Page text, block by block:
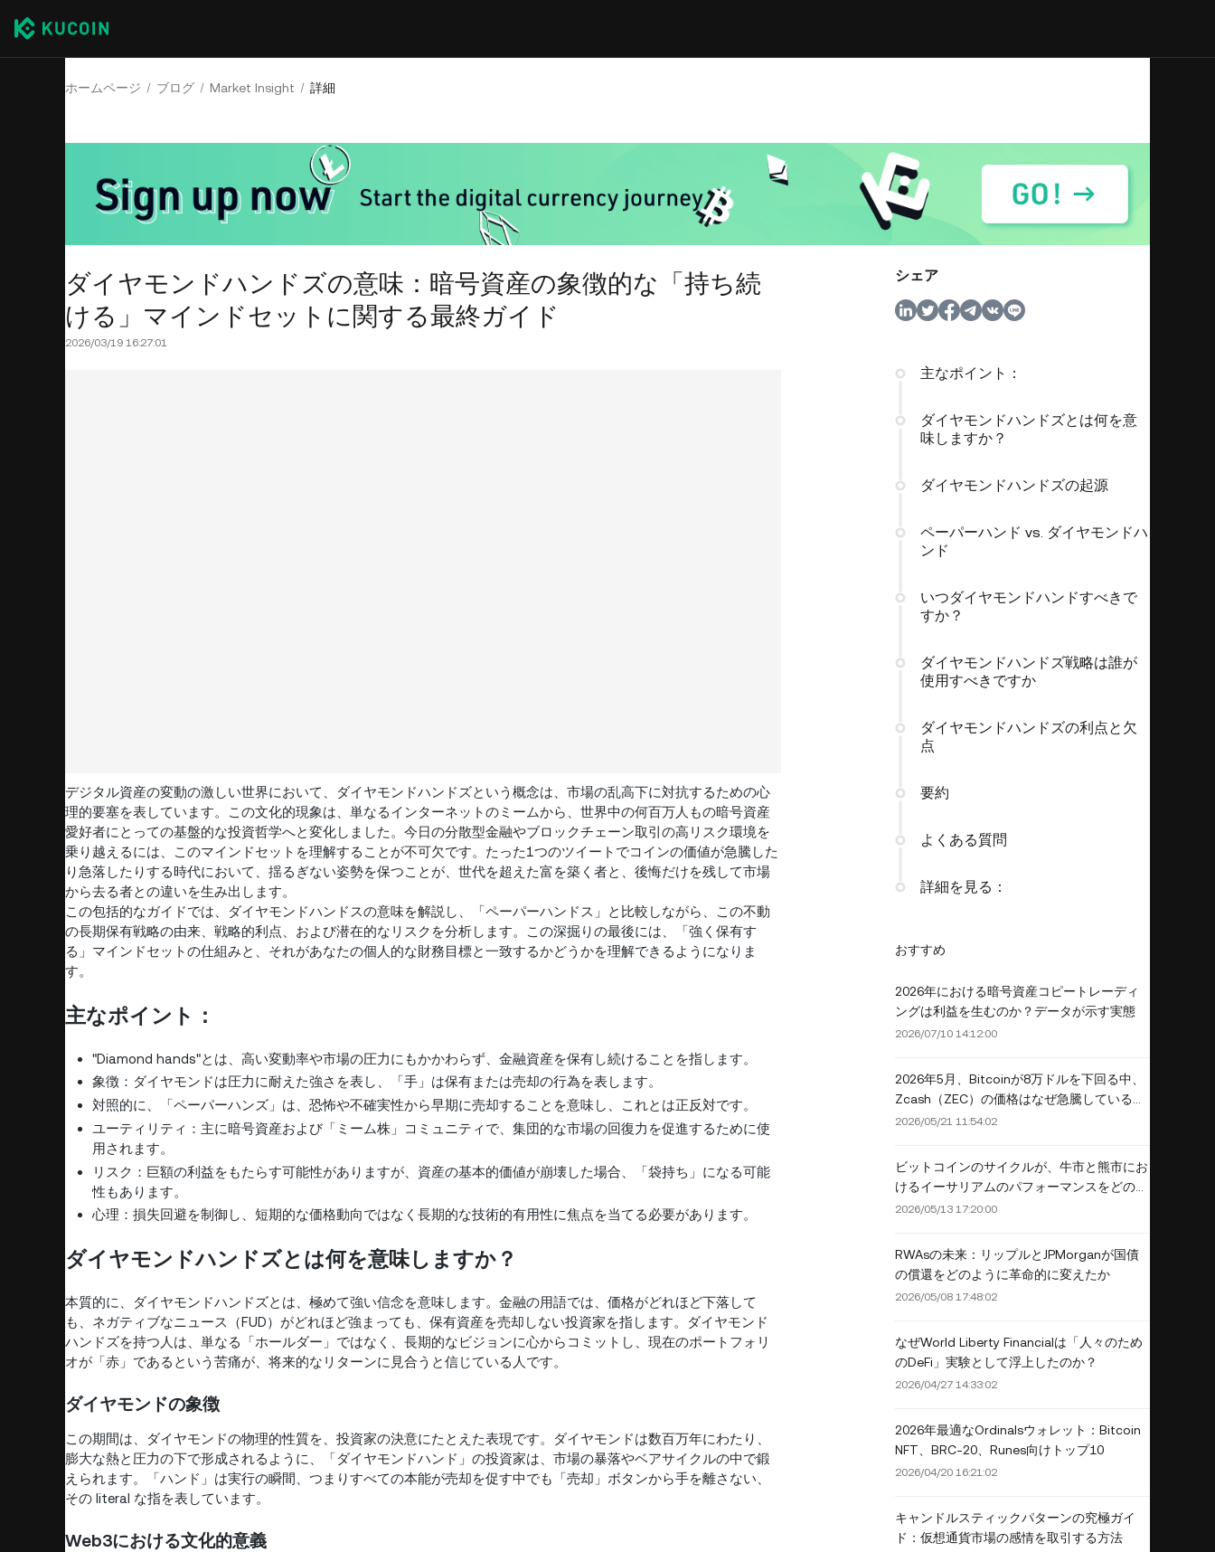
ホームページ ブログ Market Insight 詳細
ダイヤモンドハンドズの意味：暗号資産の象徴的な「持ち続
ける」マインドセットに関する最終ガイド
2026/03/19 16:27:01
デジタル資産の変動の激しい世界において、ダイヤモンドハンドズという概念は、市場の乱高下に対抗するための心
理的要塞を表しています。この文化的現象は、単なるインターネットのミームから、世界中の何百万人もの暗号資産
愛好者にとっての基盤的な投資哲学へと変化しました。今日の分散型金融やブロックチェーン取引の高リスク環境を
乗り越えるには、このマインドセットを理解することが不可欠です。たった1つのツイートでコインの価値が急騰した
り急落したりする時代において、揺るぎない姿勢を保つことが、世代を超えた富を築く者と、後悔だけを残して市場
から去る者との違いを生み出します。
この包括的なガイドでは、ダイヤモンドハンドスの意味を解説し、「ペーパーハンドス」と比較しながら、この不動
の長期保有戦略の由来、戦略的利点、および潜在的なリスクを分析します。この深掘りの最後には、「強く保有す
る」マインドセットの仕組みと、それがあなたの個人的な財務目標と一致するかどうかを理解できるようになりま
す。
主なポイント：
"Diamond hands"とは、高い変動率や市場の圧力にもかかわらず、金融資産を保有し続けることを指します。
象徴：ダイヤモンドは圧力に耐えた強さを表し、「手」は保有または売却の行為を表します。
対照的に、「ペーパーハンズ」は、恐怖や不確実性から早期に売却することを意味し、これとは正反対です。
ユーティリティ：主に暗号資産および「ミーム株」コミュニティで、集団的な市場の回復力を促進するために使
用されます。
リスク：巨額の利益をもたらす可能性がありますが、資産の基本的価値が崩壊した場合、「袋持ち」になる可能
性もあります。
心理：損失回避を制御し、短期的な価格動向ではなく長期的な技術的有用性に焦点を当てる必要があります。
ダイヤモンドハンドズとは何を意味しますか？
本質的に、ダイヤモンドハンドズとは、極めて強い信念を意味します。金融の用語では、価格がどれほど下落して
も、ネガティブなニュース（FUD）がどれほど強まっても、保有資産を売却しない投資家を指します。ダイヤモンド
ハンドズを持つ人は、単なる「ホールダー」ではなく、長期的なビジョンに心からコミットし、現在のポートフォリ
オが「赤」であるという苦痛が、将来的なリターンに見合うと信じている人です。
ダイヤモンドの象徴
この期間は、ダイヤモンドの物理的性質を、投資家の決意にたとえた表現です。ダイヤモンドは数百万年にわたり、
膨大な熱と圧力の下で形成されるように、「ダイヤモンドハンド」の投資家は、市場の暴落やベアサイクルの中で鍛
えられます。「ハンド」は実行の瞬間、つまりすべての本能が売却を促す中でも「売却」ボタンから手を離さない、
その literal な指を表しています。
Web3における文化的意義
シェア
主なポイント：
ダイヤモンドハンドズとは何を意
味しますか？
ダイヤモンドハンドズの起源
ペーパーハンド vs. ダイヤモンドハ
ンド
いつダイヤモンドハンドすべきで
すか？
ダイヤモンドハンドズ戦略は誰が
使用すべきですか
ダイヤモンドハンドズの利点と欠
点
要約
よくある質問
詳細を見る：
おすすめ
2026年における暗号資産コピートレーディ
ングは利益を生むのか？データが示す実態
2026/07/10 14:12:00
2026年5月、Bitcoinが8万ドルを下回る中、
Zcash（ZEC）の価格はなぜ急騰しているの
か？
2026/05/21 11:54:02
ビットコインのサイクルが、牛市と熊市にお
けるイーサリアムのパフォーマンスをどのよ
うに決定するか
2026/05/13 17:20:00
RWAsの未来：リップルとJPMorganが国債
の償還をどのように革命的に変えたか
2026/05/08 17:48:02
なぜWorld Liberty Financialは「人々のため
のDeFi」実験として浮上したのか？
2026/04/27 14:33:02
2026年最適なOrdinalsウォレット：Bitcoin
NFT、BRC-20、Runes向けトップ10
2026/04/20 16:21:02
キャンドルスティックパターンの究極ガイ
ド：仮想通貨市場の感情を取引する方法